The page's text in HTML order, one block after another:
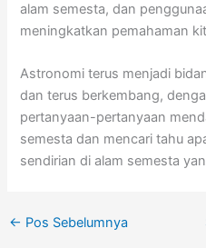
alam semesta, dan
meningkatkan pemahaman
Astronomi terus menjadi
dan terus berkembang,
pertanyaan-pertanyaan
semesta dan mencari tahu
sendirian di alam semesta
← Pos Sebelumnya